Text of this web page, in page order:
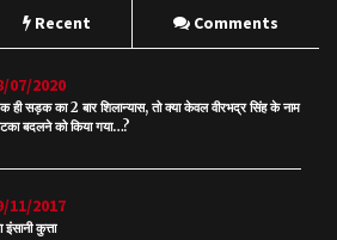
Recent Comments
07/2020
ही सड़क का 2 बार शिलान्यास, तो क्या केवल वीरभद्र सिंह के नाम
बदलने को किया गया…?
11/2017
इंसानी कुत्ता